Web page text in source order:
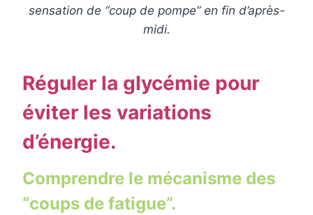
sensation de “coup de pompe” en fin d’après-
midi.
Réguler la glycémie pour
éviter les variations
d’énergie.
Comprendre le mécanisme des
“coups de fatigue”.